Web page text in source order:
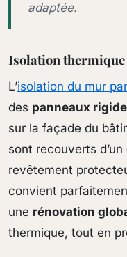
adaptée.
Isolation
L’isolation du mur
des panneaux
sur la façade du
sont recouverts d’un
revêtement
convient
une rénovation
thermique, tout en